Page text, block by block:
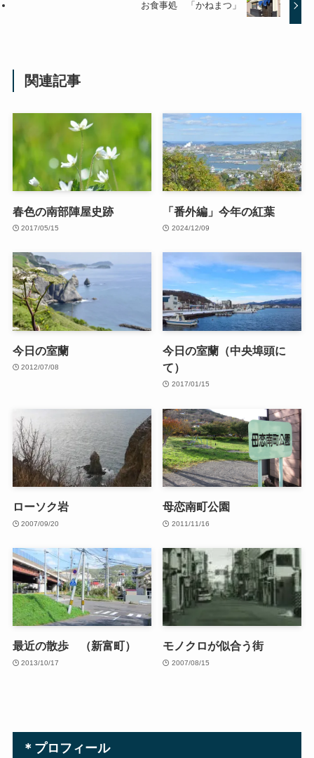
お食事処 「かねまつ」
関連記事
春色の南部陣屋史跡
2017/05/15
「番外編」今年の紅葉
2024/12/09
今日の室蘭
2012/07/08
今日の室蘭（中央埠頭に
て）
2017/01/15
ローソク岩
2007/09/20
母恋南町公園
2011/11/16
最近の散歩 （新富町）
2013/10/17
モノクロが似合う街
2007/08/15
＊プロフィール